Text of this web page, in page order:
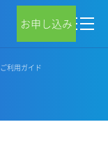
お申し込み
ご利用ガイド